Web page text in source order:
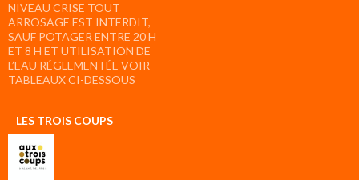
NIVEAU CRISE TOUT
ARROSAGE EST INTERDIT,
SAUF POTAGER ENTRE 20 H
ET 8 H ET UTILISATION DE
L’EAU RÉGLEMENTÉE VOIR
TABLEAUX CI-DESSOUS
LES TROIS COUPS